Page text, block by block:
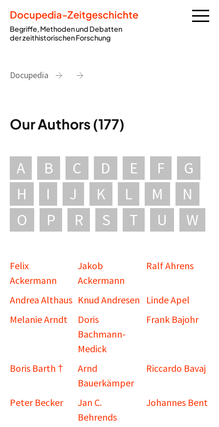
Docupedia-Zeitgeschichte
Begriffe, Methoden und Debatten
der zeithistorischen Forschung
Docupedia
Our Authors (177)
A B C D E F
G
H
I J K L M
N
O
P R S T U W
Felix
Ackermann
Jakob
Ackermann
Ralf Ahrens
Andrea Althaus Knud Andresen
Linde Apel
Melanie Arndt
Doris
Bachmann-
Medick
Frank Bajohr
Boris Barth †
Arnd
Bauerkämper
Riccardo Bavaj
Peter Becker
Jan C.
Behrends
Johannes Bent